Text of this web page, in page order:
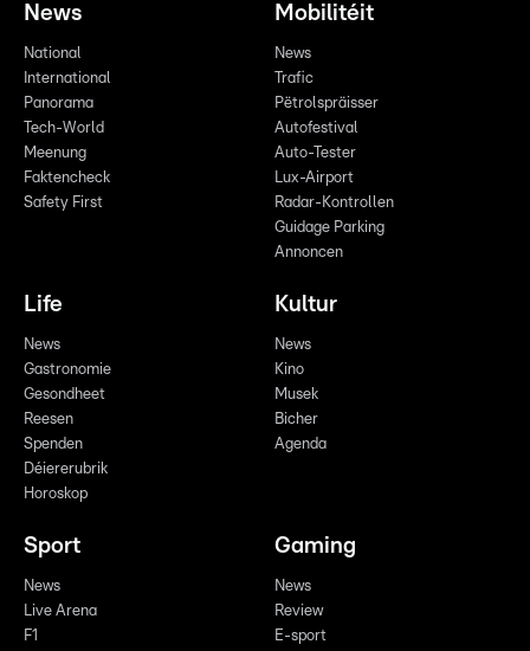
News
National
International
Panorama
Tech-World
Meenung
Faktencheck
Safety First
Mobilitéit
News
Trafic
Pëtrolspräisser
Autofestival
Auto-Tester
Lux-Airport
Radar-Kontrollen
Guidage Parking
Annoncen
Life
News
Gastronomie
Gesondheet
Reesen
Spenden
Déiererubrik
Horoskop
Kultur
News
Kino
Musek
Bicher
Agenda
Sport
News
Live Arena
F1
Gaming
News
Review
E-sport